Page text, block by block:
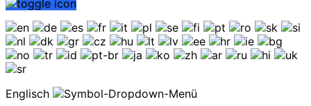
Englisch